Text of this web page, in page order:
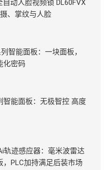
自动人脸视频锁 DL60FVX
、掌纹与人脸
智能面板：一块面板，
化密码
智能面板：无极智控 高度
轨迹感应器：毫米波雷达
，PLC加持满足后装市场